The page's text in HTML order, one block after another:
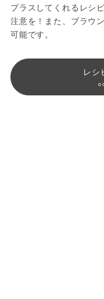
プラスしてくれるレシ
注意を！また、ブラウ
可能です。
レシ